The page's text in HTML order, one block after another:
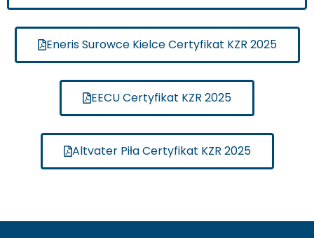
Eneris Surowce Kielce Certyfikat KZR 2025
EECU Certyfikat KZR 2025
Altvater Piła Certyfikat KZR 2025